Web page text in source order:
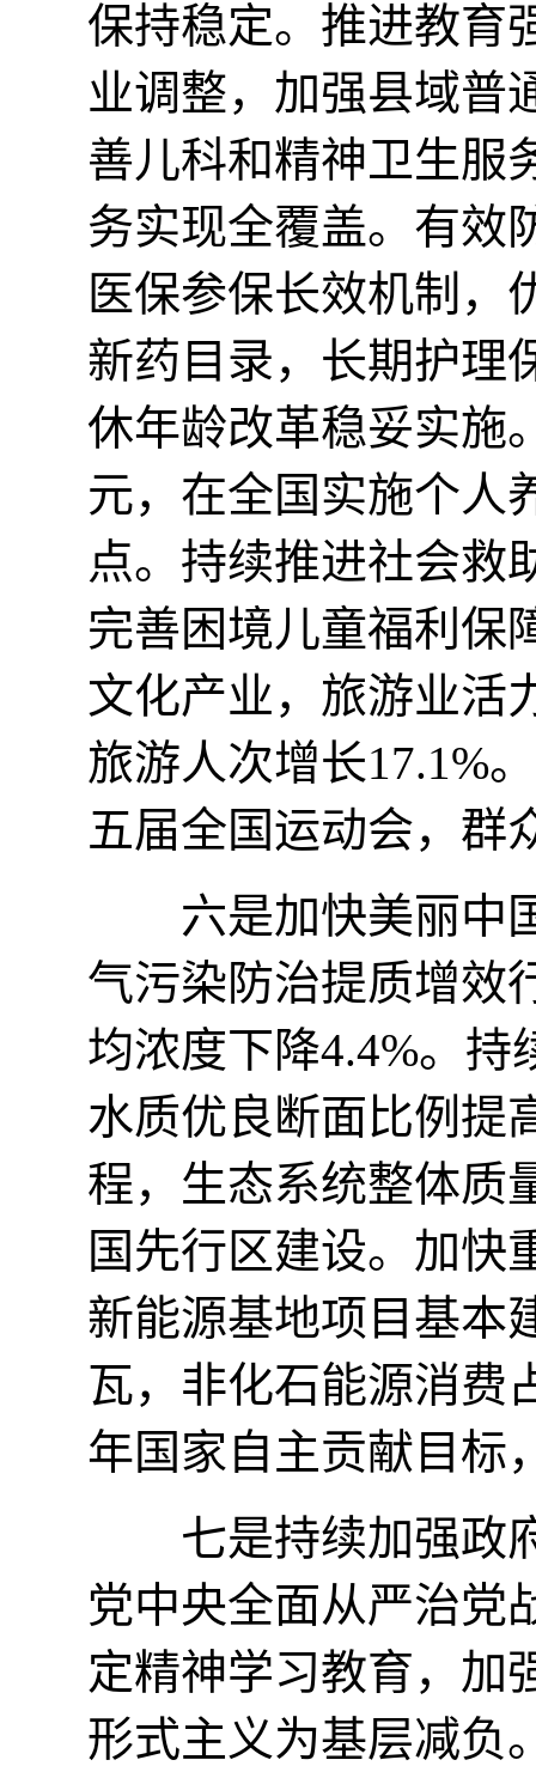
保持稳定。推进教育
业调整，加强县域普
善儿科和精神卫生服
务实现全覆盖。有效
医保参保长效机制，
新药目录，长期护理
休年龄改革稳妥实施
元，在全国实施个人
点。持续推进社会救
完善困境儿童福利保
文化产业，旅游业活
旅游人次增长17.1%
五届全国运动会，群
六是加快美丽中国
气污染防治提质增效
均浓度下降4.4%。
水质优良断面比例提
程，生态系统整体质
国先行区建设。加快
新能源基地项目基本
瓦，非化石能源消费
年国家自主贡献目标
七是持续加强政府
党中央全面从严治党
定精神学习教育，加
形式主义为基层减负